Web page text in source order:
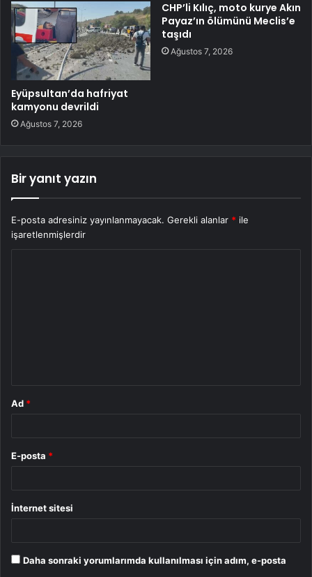
Eyüpsultan’da hafriyat
kamyonu devrildi
Ağustos 7, 2026
CHP’li Kılıç, moto kurye Akın
Payaz’ın ölümünü Meclis’e
taşıdı
Ağustos 7, 2026
Bir yanıt yazın
E-posta adresiniz yayınlanmayacak. Gerekli alanlar * ile
işaretlenmişlerdir
Ad *
E-posta *
İnternet sitesi
Daha sonraki yorumlarımda kullanılması için adım, e-posta